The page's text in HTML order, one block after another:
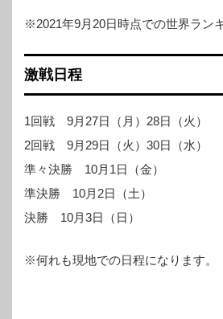
※2021年9月20日時点での世界ラン
激戦日程
1回戦 9月27日（月）28日（火）
2回戦 9月29日（火）30日（水）
準々決勝 10月1日（金）
準決勝 10月2日（土）
決勝 10月3日（日）
※何れも現地での日程になります。